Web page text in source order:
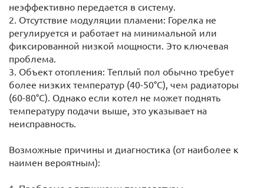
неэффективно передается в систему.
2. Отсутствие модуляции пламени: Горелка не
регулируется и работает на минимальной или
фиксированной низкой мощности. Это ключевая
проблема.
3. Объект отопления: Теплый пол обычно требует
более низких температур (40-50°C), чем радиаторы
(60-80°C). Однако если котел не может поднять
температуру подачи выше, это указывает на
неисправность.
Возможные причины и диагностика (от наиболее к
наимен вероятным):